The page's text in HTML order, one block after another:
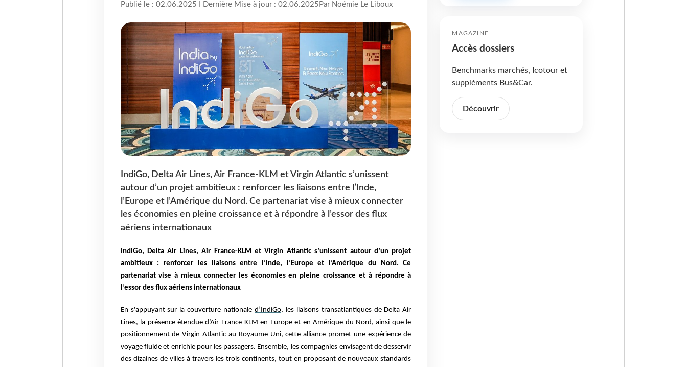
Publié le : 02.06.2025 I Dernière Mise à jour : 02.06.2025 Par Noémie Le Liboux
IndiGo, Delta Air Lines, Air France-KLM et Virgin Atlantic s’unissent
autour d’un projet ambitieux : renforcer les liaisons entre l’Inde,
l’Europe et l’Amérique du Nord. Ce partenariat vise à mieux connecter
les économies en pleine croissance et à répondre à l’essor des flux
aériens internationaux
IndiGo, Delta Air Lines, Air France-KLM et Virgin Atlantic s’unissent autour d’un projet
ambitieux : renforcer les liaisons entre l’Inde, l’Europe et l’Amérique du Nord. Ce
partenariat vise à mieux connecter les économies en pleine croissance et à répondre à
l’essor des flux aériens internationaux
En s'appuyant sur la couverture nationale d’IndiGo, les liaisons transatlantiques de Delta Air
Lines, la présence étendue d’Air France-KLM en Europe et en Amérique du Nord, ainsi que le
positionnement de Virgin Atlantic au Royaume-Uni, cette alliance promet une expérience de
voyage fluide et enrichie pour les passagers. Ensemble, les compagnies envisagent de desservir
des dizaines de villes à travers les trois continents, tout en proposant de nouveaux standards
MAGAZINE
Accès dossiers
Benchmarks marchés, Icotour et
suppléments Bus&Car.
Découvrir